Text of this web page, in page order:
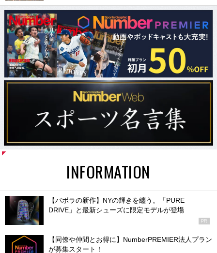
INFORMATION
【バボラの新作】NYの輝きを纏う。「PURE
DRIVE」と最新シューズに限定モデルが登場
PR
【同僚や仲間とお得に】NumberPREMIER法人プラン
が募集スタート！